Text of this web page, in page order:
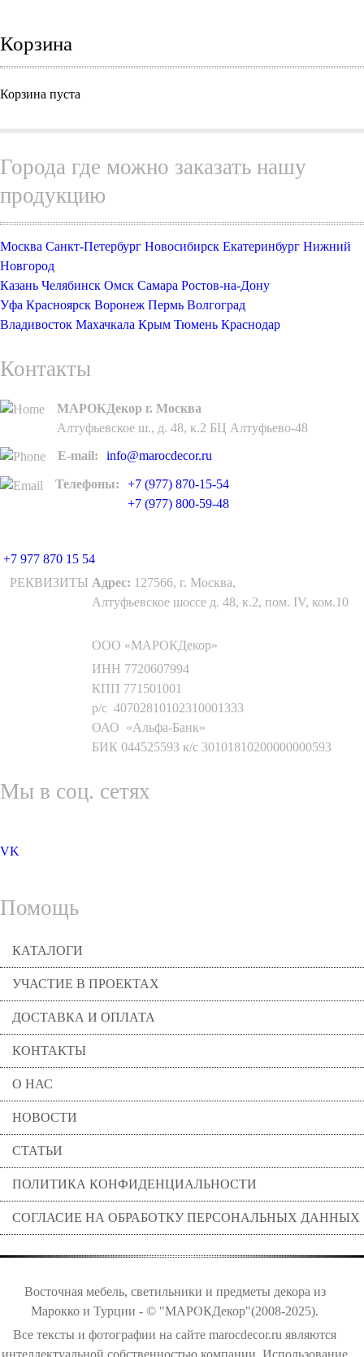
Корзина
Корзина пуста
Города где можно заказать нашу
продукцию
Москва Санкт-Петербург Новосибирск Екатеринбург Нижний
Новгород
Казань Челябинск Омск Самара Ростов-на-Дону
Уфа Красноярск Воронеж Пермь Волгоград
Владивосток Махачкала Крым Тюмень Краснодар
Контакты
МАРОКДекор г. Москва
Алтуфьевское ш., д. 48, к.2 БЦ Алтуфьево-48
E-mail:
info@marocdecor.ru
Телефоны:
+7 (977) 870-15-54
+7 (977) 800-59-48
+7 977 870 15 54
РЕКВИЗИТЫ Адрес: 127566, г. Москва,
Алтуфьевское шоссе д. 48, к.2, пом. IV, ком.10
ООО «МАРОКДекор»
ИНН 7720607994
КПП 771501001
р/с 40702810102310001333
ОАО «Альфа-Банк»
БИК 044525593 к/с 30101810200000000593
Мы в соц. сетях
VK
Помощь
КАТАЛОГИ
УЧАСТИЕ В ПРОЕКТАХ
ДОСТАВКА И ОПЛАТА
КОНТАКТЫ
О НАС
НОВОСТИ
СТАТЬИ
ПОЛИТИКА КОНФИДЕНЦИАЛЬНОСТИ
СОГЛАСИЕ НА ОБРАБОТКУ ПЕРСОНАЛЬНЫХ ДАННЫХ
Восточная мебель, светильники и предметы декора из
Марокко и Турции - © "МАРОКДекор"(2008-2025).
Все тексты и фотографии на сайте marocdecor.ru являются